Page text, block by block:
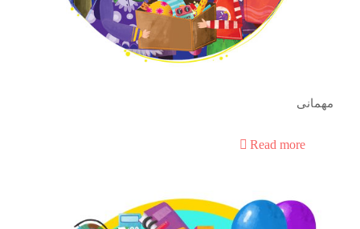
مهمانی
Read more